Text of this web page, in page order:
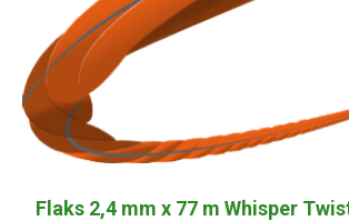
Flaks 2,4 mm x 77 m Whisper